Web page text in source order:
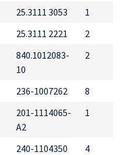
25.3111 3053
1
25.3111 2221
2
840.1012083-
10
2
236-1007262
8
201-1114065-
А2
1
240-1104350
4